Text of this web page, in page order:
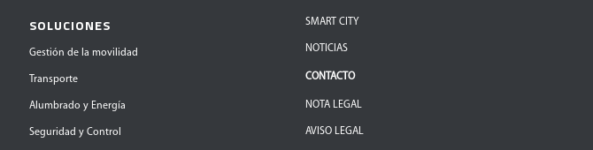
SOLUCIONES
Gestión de la movilidad
Transporte
Alumbrado y Energía
Seguridad y Control
SMART CITY
NOTICIAS
CONTACTO
NOTA LEGAL
AVISO LEGAL